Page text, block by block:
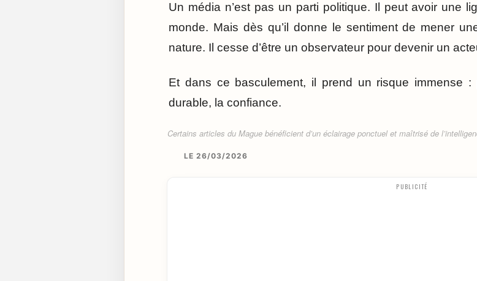
Un média n’est pas un parti politique. Il peut avoir une
monde. Mais dès qu’il donne le sentiment de mener
nature. Il cesse d’être un observateur pour devenir un
Et dans ce basculement, il prend un risque immense
durable, la confiance.
Certains articles du Mague bénéficient d’un éclairage ponctuel et maîtrisé de
LE 26/03/2026
PUBLICITÉ